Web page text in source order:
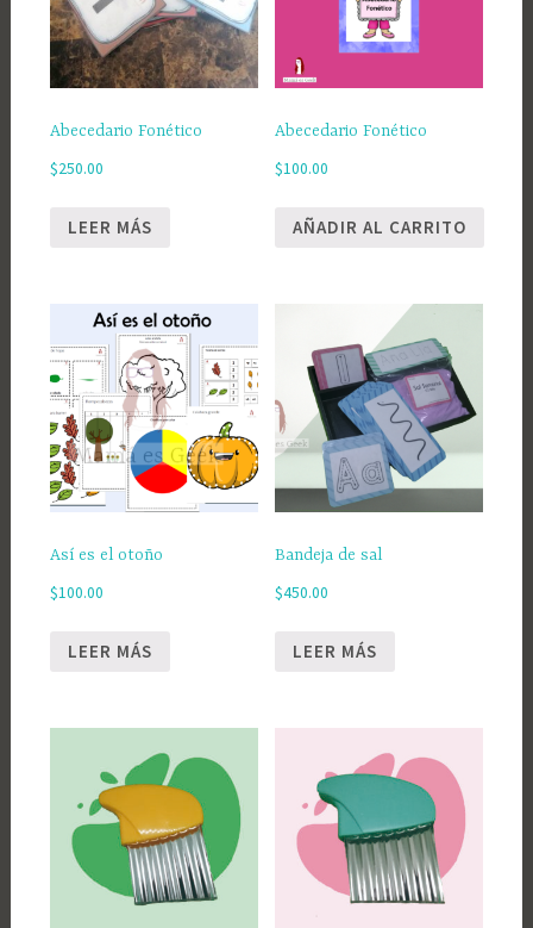
Abecedario Fonético
$250.00
LEER MÁS
Abecedario Fonético
$100.00
AÑADIR AL CARRITO
Así es el otoño
$100.00
LEER MÁS
Bandeja de sal
$450.00
LEER MÁS